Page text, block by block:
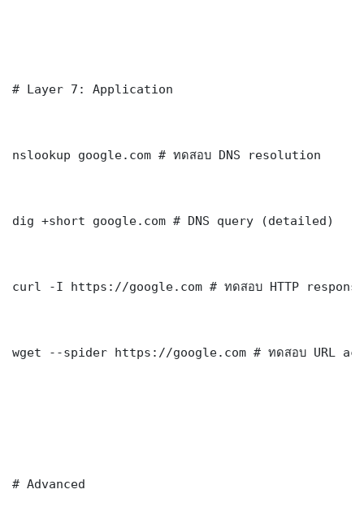
# Layer 7: Application
nslookup google.com # ทดสอบ DNS resolution
dig +short google.com # DNS query (detailed)
curl -I https://google.com # ทดสอบ HTTP
wget --spider https://google.com # ทดสอบ URL
# Advanced